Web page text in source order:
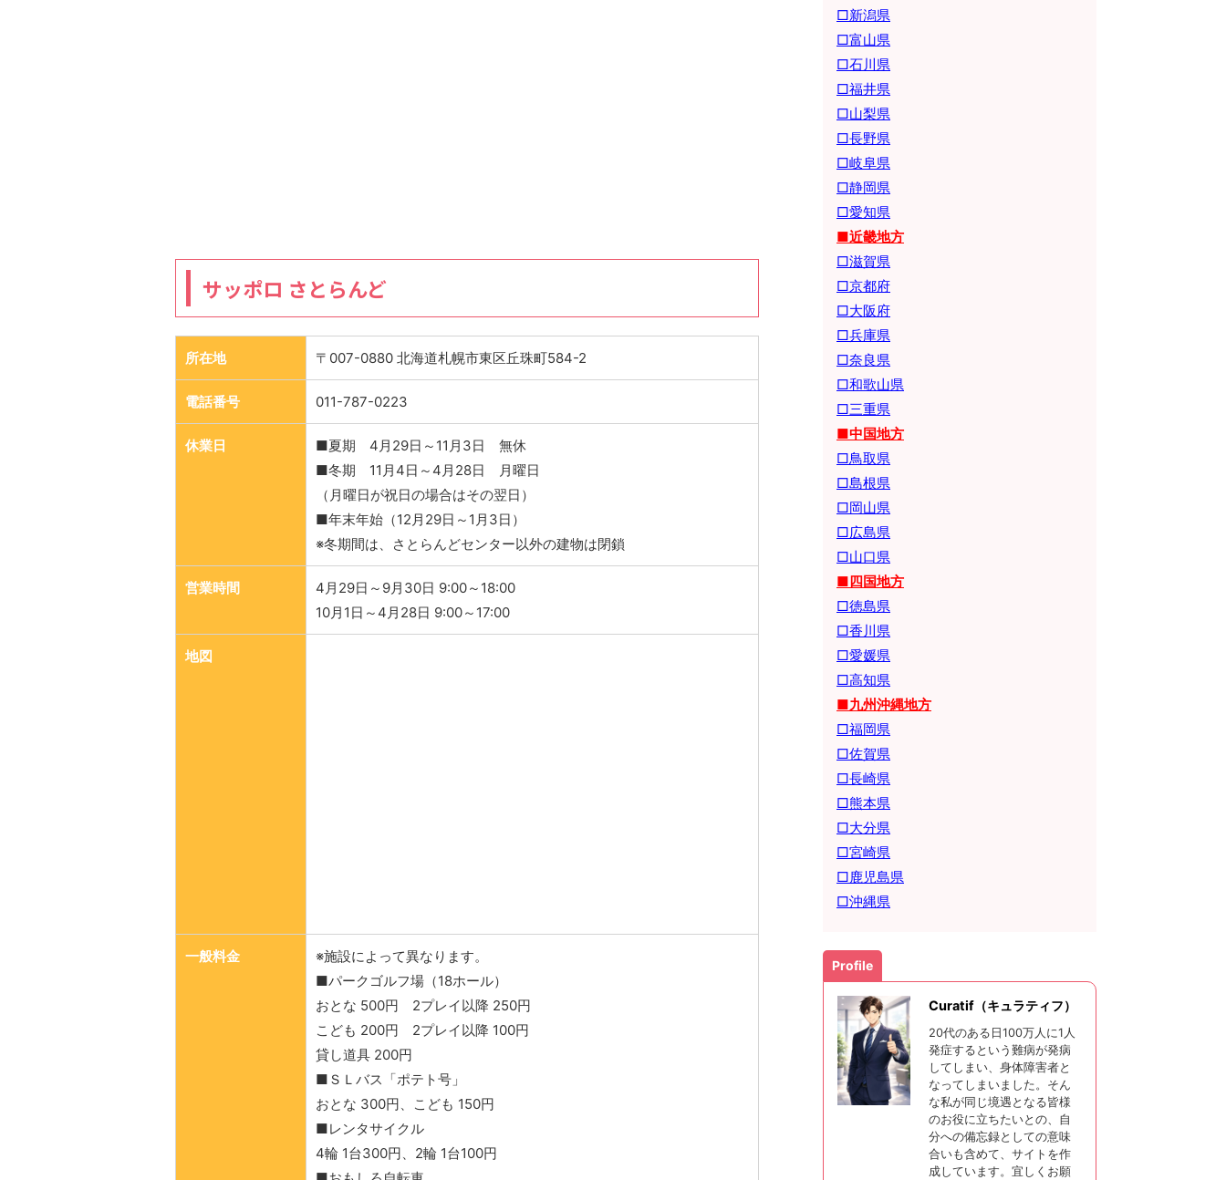
サッポロ さとらんど
所在地 〒007-0880 北海道札幌市東区丘珠町584-2
電話番号 011-787-0223
休業日
■夏期 4月29日～11月3日 無休
■冬期 11月4日～4月28日 月曜日
（月曜日が祝日の場合はその翌日）
■年末年始（12月29日～1月3日）
※冬期間は、さとらんどセンター以外の建物は閉鎖
営業時間
4月29日～9月30日 9:00～18:00
10月1日～4月28日 9:00～17:00
地図
一般料金
※施設によって異なります。
■パークゴルフ場（18ホール）
おとな 500円 2プレイ以降 250円
こども 200円 2プレイ以降 100円
貸し道具 200円
■ＳＬバス「ポテト号」
おとな 300円、こども 150円
■レンタサイクル
4輪 1台300円、2輪 1台100円
□新潟県
□富山県
□石川県
□福井県
□山梨県
□長野県
□岐阜県
□静岡県
□愛知県
■近畿地方
□滋賀県
□京都府
□大阪府
□兵庫県
□奈良県
□和歌山県
□三重県
■中国地方
□鳥取県
□島根県
□岡山県
□広島県
□山口県
■四国地方
□徳島県
□香川県
□愛媛県
□高知県
■九州沖縄地方
□福岡県
□佐賀県
□長崎県
□熊本県
□大分県
□宮崎県
□鹿児島県
□沖縄県
Profile
Curatif（キュラティフ）
20代のある日100万人に1人
発症するという難病が発病
してしまい、身体障害者と
なってしまいました。そん
な私が同じ境遇となる皆様
のお役に立ちたいとの、自
分への備忘録としての意味
合いも含めて、サイトを作
成しています。宜しくお願